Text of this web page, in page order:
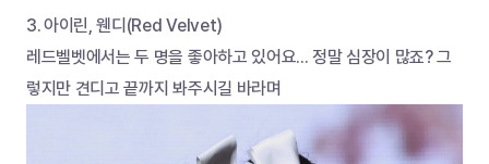
3.	아이린, 웬디(Red Velvet)
레드벨벳에서는 두 명을 좋아하고 있어요... 정말 심장이 많죠? 그
렇지만 견디고 끝까지 봐주시길 바라며